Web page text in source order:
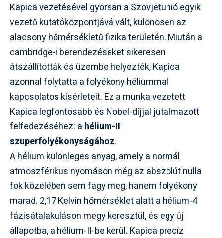
Kapica vezetésével gyorsan a Szovjetunió egyik
vezető kutatóközpontjává vált, különösen az
alacsony hőmérsékletű fizika területén. Miután a
cambridge-i berendezéseket sikeresen
átszállították és üzembe helyezték, Kapica
azonnal folytatta a folyékony héliummal
kapcsolatos kísérleteit. Ez a munka vezetett
Kapica legfontosabb és Nobel-díjjal jutalmazott
felfedezéséhez: a hélium-II
szuperfolyékonyságához.
A hélium különleges anyag, amely a normál
atmoszférikus nyomáson még az abszolút nulla
fok közelében sem fagy meg, hanem folyékony
marad. 2,17 Kelvin hőmérséklet alatt a hélium-4
fázisátalakuláson megy keresztül, és egy új
állapotba, a hélium-II-be kerül. Kapica precíz